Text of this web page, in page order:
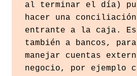
al terminar el día)
hacer una
entrante a la caja.
también a bancos,
manejar cuentas
negocio, por ejemplo